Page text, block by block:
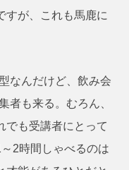
すが、これも馬鹿に
なんだけど、飲み会
者も来る。むろん、
でも受講者にとって
2時間しゃべるのは